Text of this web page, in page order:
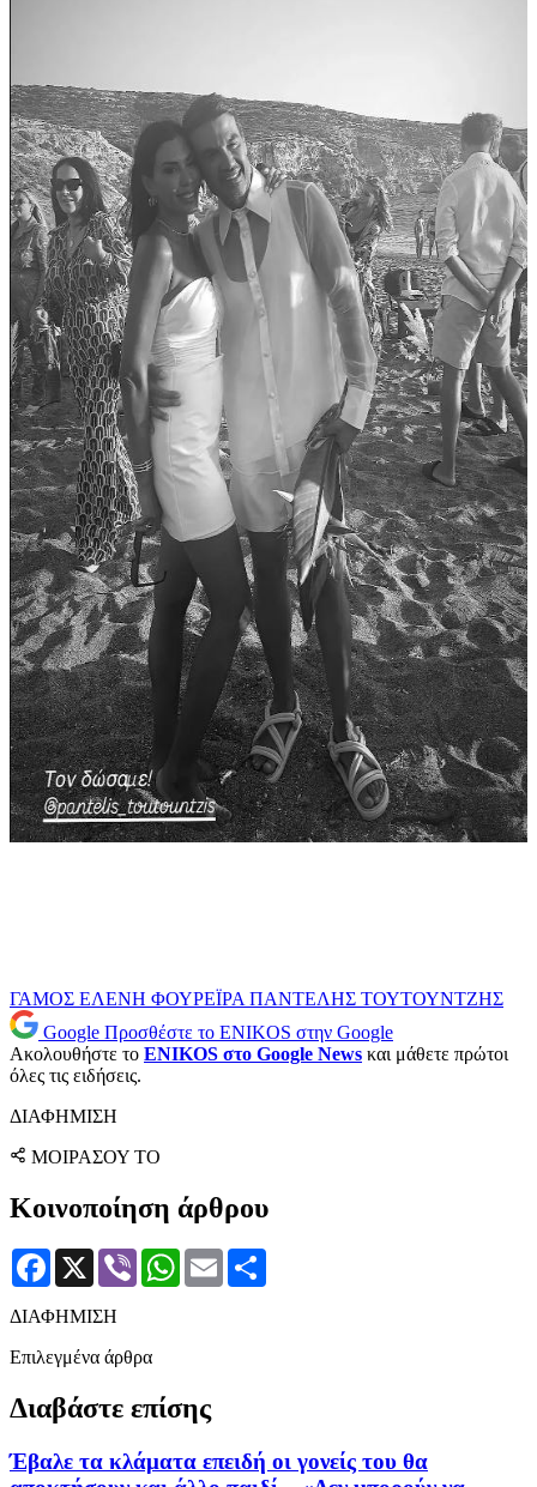
ΓΑΜΟΣ ΕΛΕΝΗ ΦΟΥΡΕΪΡΑ ΠΑΝΤΕΛΗΣ ΤΟΥΤΟΥΝΤΖΗΣ
Google Προσθέστε το ENIKOS στην Google
Ακολουθήστε το ENIKOS στο Google News και μάθετε πρώτοι
όλες τις ειδήσεις.
ΔΙΑΦΗΜΙΣΗ
ΜΟΙΡΑΣΟΥ ΤΟ
Κοινοποίηση άρθρου
Facebook
X Viber WhatsApp
Email
ΔΙΑΦΗΜΙΣΗ
Επιλεγμένα άρθρα
Διαβάστε επίσης
Έβαλε τα κλάματα επειδή οι γονείς του θα